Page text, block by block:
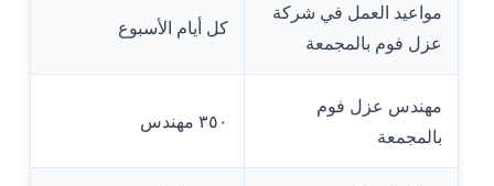
مواعيد العمل في شركة
عزل فوم بالمجمعة
كل أيام الأسبوع
مهندس عزل فوم
بالمجمعة
٣٥٠ مهندس